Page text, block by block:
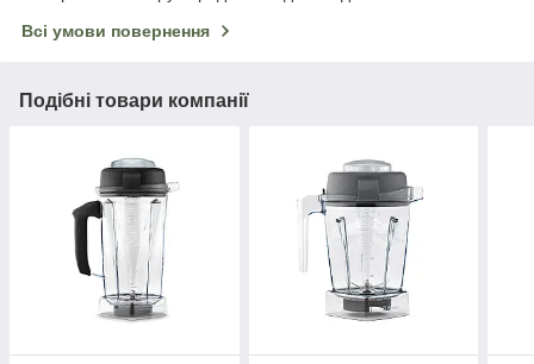
Всі умови повернення
Подібні товари компанії